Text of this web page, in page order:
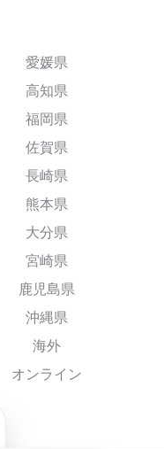
愛媛県
高知県
福岡県
佐賀県
長崎県
熊本県
大分県
宮崎県
鹿児島県
沖縄県
海外
オンライン